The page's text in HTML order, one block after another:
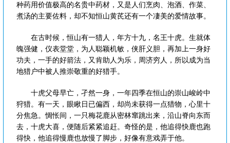
种药用价值极高的名贵中药材，又是人们烹肉、泡酒、作菜、
煮汤的主要佐料，却不知恒山黄芪还有一个凄美的爱情故事。
在古时候，恒山有一猎人，年方十九，名王十虎。生就体
魄强健，仪表堂堂，为人聪颖机敏，侠肝义胆，再加上一身好
功夫，一手的好箭法，又肯助人为乐，周济穷人，所以成为当
地猎户中被人推崇敬重的好猎手。
十虎父母早亡，孑然一身，一年四季在恒山的崇山峻岭中
狩猎。有一天，眼瞅日已偏西，却尚未获得一点猎物，心里十
分焦急。惆怅间，一只梅花鹿从密林窜跳出来，沿山脊向东而
去，十虎大喜，便随后紧紧追赶。奇怪的是，他追得快鹿也跑
得快，他追得慢鹿也放慢了脚步，好像有意戏弄于他。